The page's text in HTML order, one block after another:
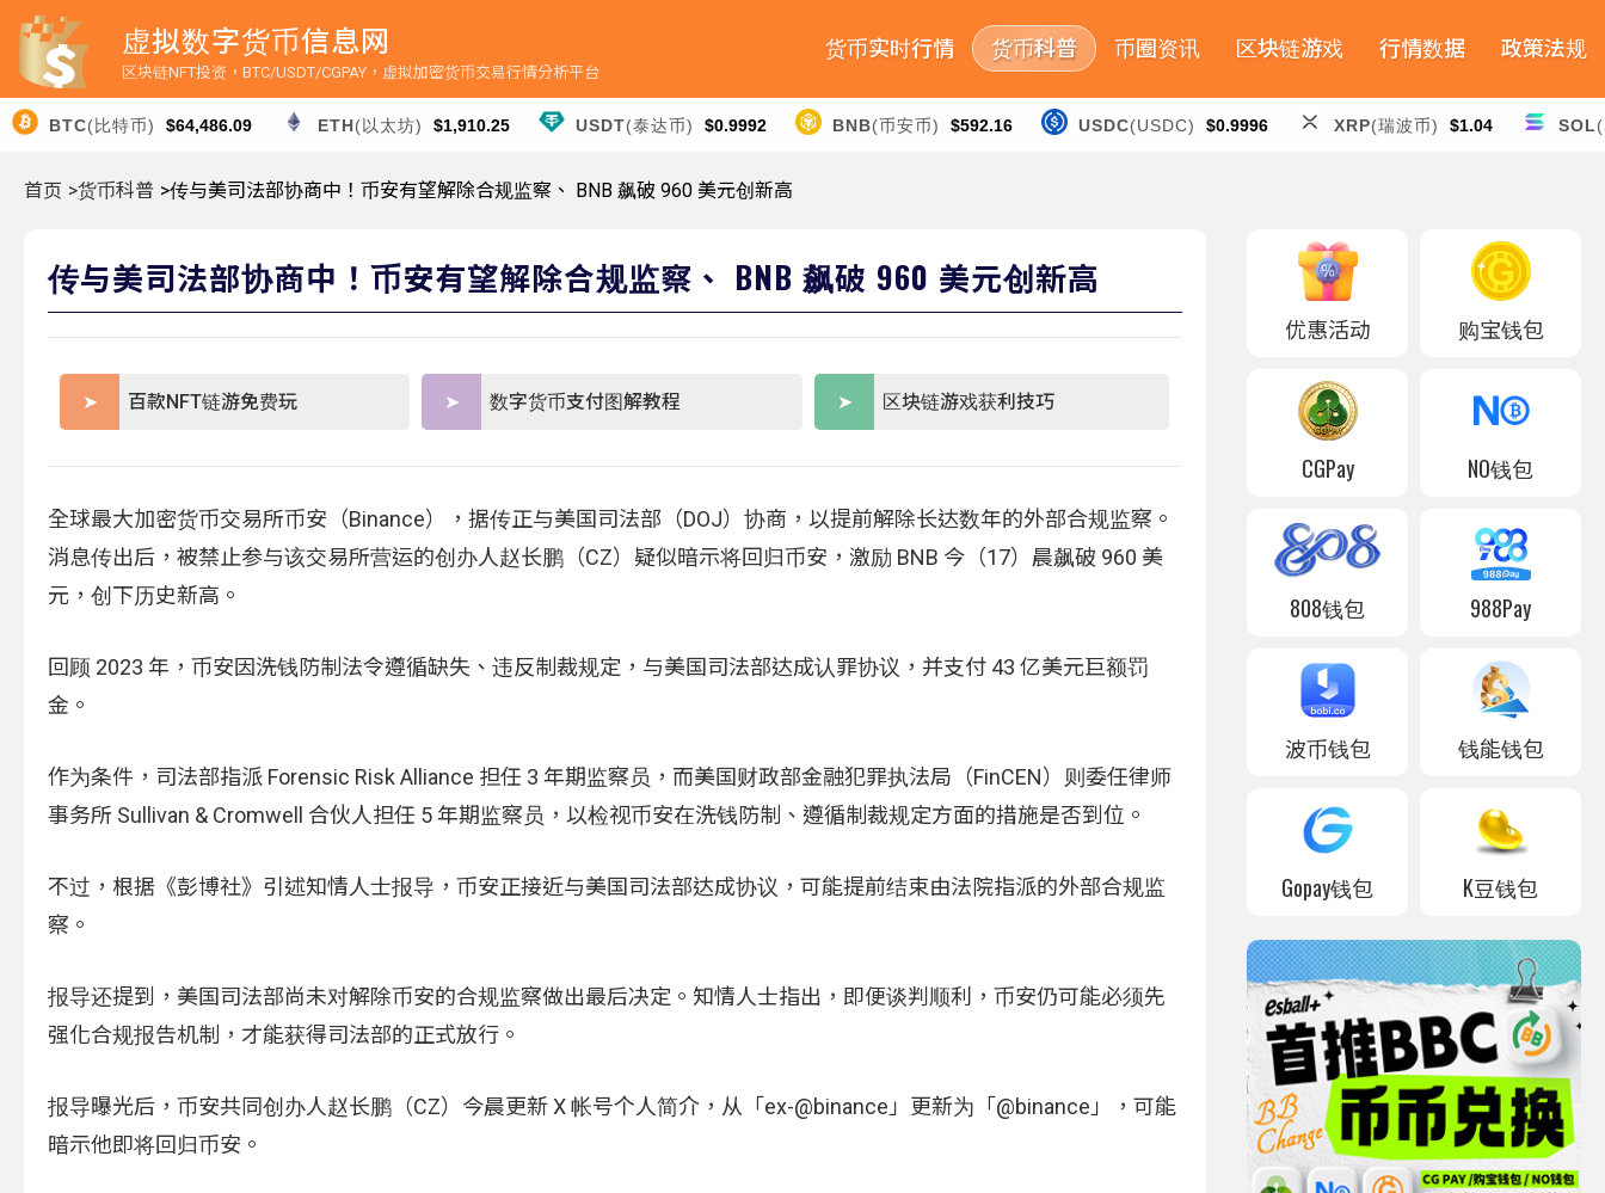
虚拟数字货币信息网
区块链NFT投资，BTC/USDT/CGPAY，虚拟加密货币交易行情分析平台
货币实时行情 货币科普 币圈资讯 区块链游戏 行情数据 政策法规
BTC(比特币) $64,486.09 ETH(以太坊) $1,910.25 USDT(泰达币) $0.9992 BNB(币安币) $592.16 USDC(USDC) $0.9996 XRP(瑞波币) $1.04 SOL
首页 >货币科普 >传与美司法部协商中！币安有望解除合规监察、 BNB 飙破 960 美元创新高
传与美司法部协商中！币安有望解除合规监察、 BNB 飙破 960 美元创新高
百款NFT链游免费玩 数字货币支付图解教程 区块链游戏获利技巧
全球最大加密货币交易所币安（Binance），据传正与美国司法部（DOJ）协商，以提前解除长达数年的外部合规监察。
消息传出后，被禁止参与该交易所营运的创办人赵长鹏（CZ）疑似暗示将回归币安，激励 BNB 今（17）晨飙破 960 美
元，创下历史新高。
回顾 2023 年，币安因洗钱防制法令遵循缺失、违反制裁规定，与美国司法部达成认罪协议，并支付 43 亿美元巨额罚
金。
作为条件，司法部指派 Forensic Risk Alliance 担任 3 年期监察员，而美国财政部金融犯罪执法局（FinCEN）则委任律师
事务所 Sullivan & Cromwell 合伙人担任 5 年期监察员，以检视币安在洗钱防制、遵循制裁规定方面的措施是否到位。
不过，根据《彭博社》引述知情人士报导，币安正接近与美国司法部达成协议，可能提前结束由法院指派的外部合规监
察。
报导还提到，美国司法部尚未对解除币安的合规监察做出最后决定。知情人士指出，即便谈判顺利，币安仍可能必须先
强化合规报告机制，才能获得司法部的正式放行。
报导曝光后，币安共同创办人赵长鹏（CZ）今晨更新 X 帐号个人简介，从「ex-@binance」更新为「@binance」，可能
暗示他即将回归币安。
优惠活动 购宝钱包
CGPay NO钱包
808钱包 988Pay
波币钱包 钱能钱包
Gopay钱包 K豆钱包